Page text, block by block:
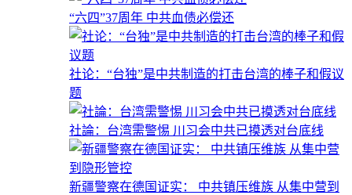
“六四”37周年 中共血债必偿还
社论：“台独”是中共制造的打击台湾的棒子和假议
题
社論：台湾需警惕 川习会中共已摸透对台底线
新疆警察在德国证实： 中共镇压维族 从集中营到